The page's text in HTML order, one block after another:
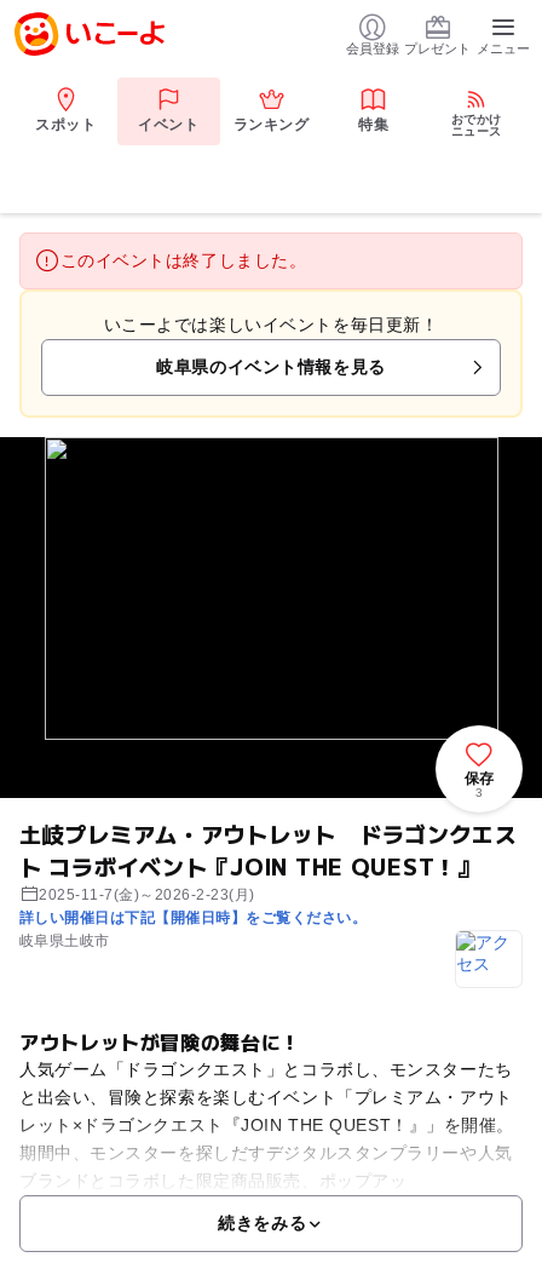
会員登録 プレゼント メニュー
スポット イベント ランキング 特集
おでかけ
ニュース
このイベントは終了しました。
いこーよでは楽しいイベントを毎日更新！
岐阜県のイベント情報を見る
土岐プレミアム・アウトレット ドラゴンクエス
ト コラボイベント『JOIN THE QUEST！』
2025-11-7(金)～2026-2-23(月)
詳しい開催日は下記【開催日時】をご覧ください。
岐阜県土岐市
保存
3
アウトレットが冒険の舞台に！
人気ゲーム「ドラゴンクエスト」とコラボし、モンスターたち
と出会い、冒険と探索を楽しむイベント「プレミアム・アウト
レット×ドラゴンクエスト『JOIN THE QUEST！』」を開催。
期間中、モンスターを探しだすデジタルスタンプラリーや人気
ブランドとコラボした限定商品販売、ポップアッ
続きをみる